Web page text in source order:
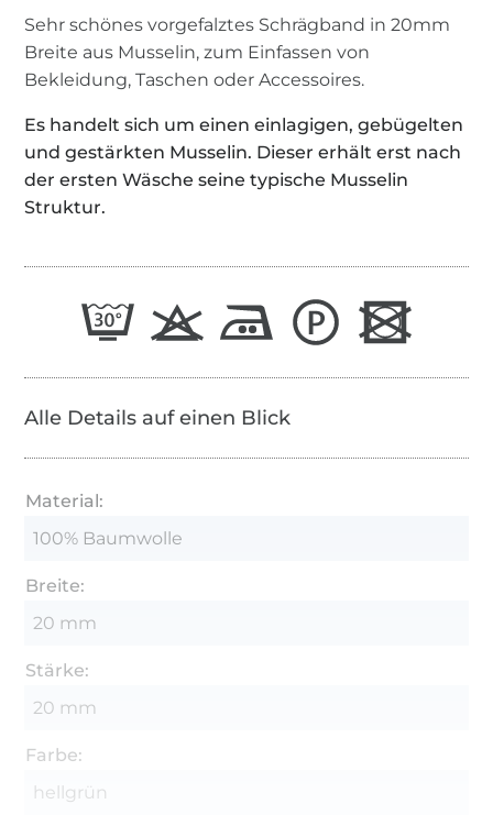
Sehr schönes vorgefalztes Schrägband in 20mm
Breite aus Musselin, zum Einfassen von
Bekleidung, Taschen oder Accessoires.
Es handelt sich um einen einlagigen, gebügelten
und gestärkten Musselin. Dieser erhält erst nach
der ersten Wäsche seine typische Musselin
Struktur.
Alle Details auf einen Blick
Material:
100% Baumwolle
Breite:
20 mm
Stärke:
20 mm
Farbe:
hellgrün